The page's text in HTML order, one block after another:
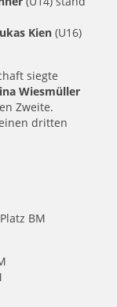
Kien (U16)
siegte
Wiesmüller
Zweite.
dritten
BM